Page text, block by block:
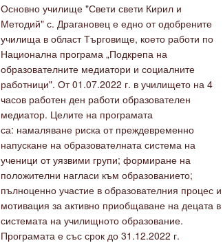
Основно училище "Свети свети Кирил и
Методий" с. Драгановец е едно от одобрените
училища в област Търговище, което работи по
Национална програма „Подкрепа на
образователните медиатори и социалните
работници". От 01.07.2022 г. в училището на 4
часов работен ден работи образователен
медиатор. Целите на програмата
са: намаляване риска от преждевременно
напускане на образователната система на
ученици от уязвими групи; формиране на
положителни нагласи към образованието;
пълноценно участие в образователния процес и
мотивация за активно приобщаване на децата в
системата на училищното образование.
Програмата е със срок до 31.12.2022 г.